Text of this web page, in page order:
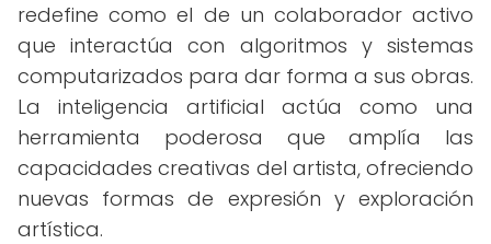
redefine como el de un colaborador activo
que interactúa con algoritmos y sistemas
computarizados para dar forma a sus obras.
La inteligencia artificial actúa como una
herramienta poderosa que amplía las
capacidades creativas del artista, ofreciendo
nuevas formas de expresión y exploración
artística.